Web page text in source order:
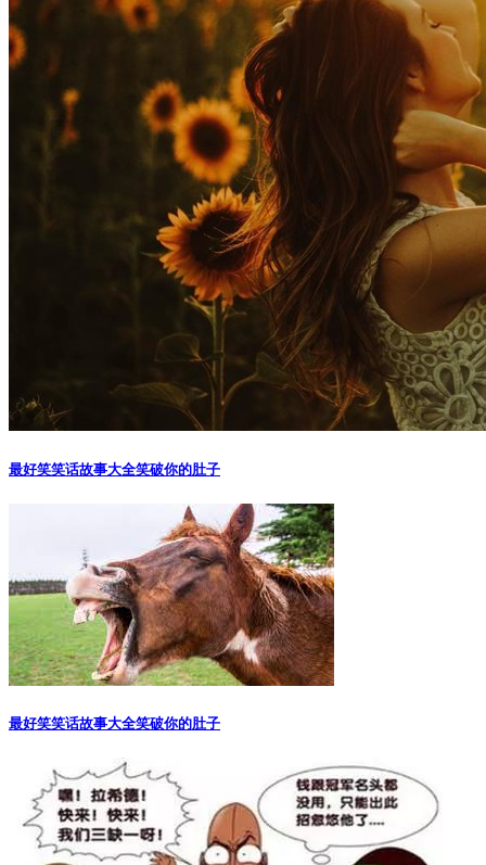
最好笑笑话故事大全笑破你的肚子
最好笑笑话故事大全笑破你的肚子